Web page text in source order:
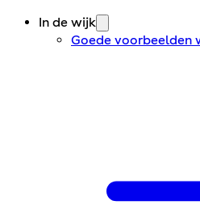
In de wijk
Goede voorbeelden